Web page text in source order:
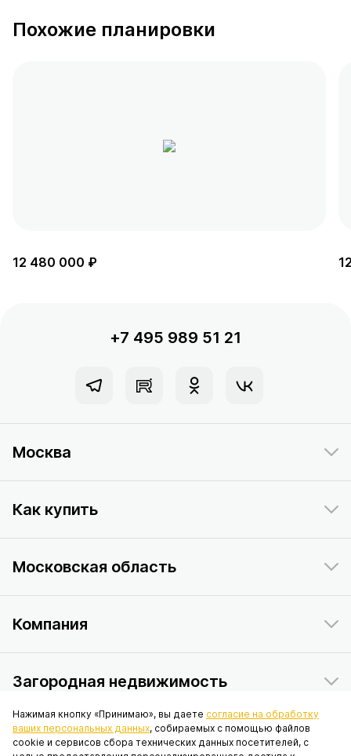
Похожие планировки
12 480 000 ₽
+7 495 989 51 21
Москва
Как купить
Московская область
Компания
Загородная недвижимость
Данный интернет-сайт носит исключительно информационный
Нажимая кнопку «Принимаю», вы даете согласие на обработку
ваших персональных данных, собираемых с помощью файлов
cookie и сервисов сбора технических данных посетителей, с